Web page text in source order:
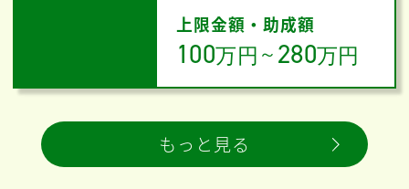
上限金額・助成額
100万円 ～ 280万円
もっと見る